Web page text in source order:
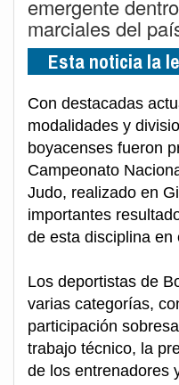
emergente
marciales del
Esta noticia la
Con destacadas
modalidades y
boyacenses fueron
Campeonato
Judo, realizado en
importantes
de esta disciplina en
Los deportistas de
varias categorías,
participación
trabajo técnico, la
de los entrenadores